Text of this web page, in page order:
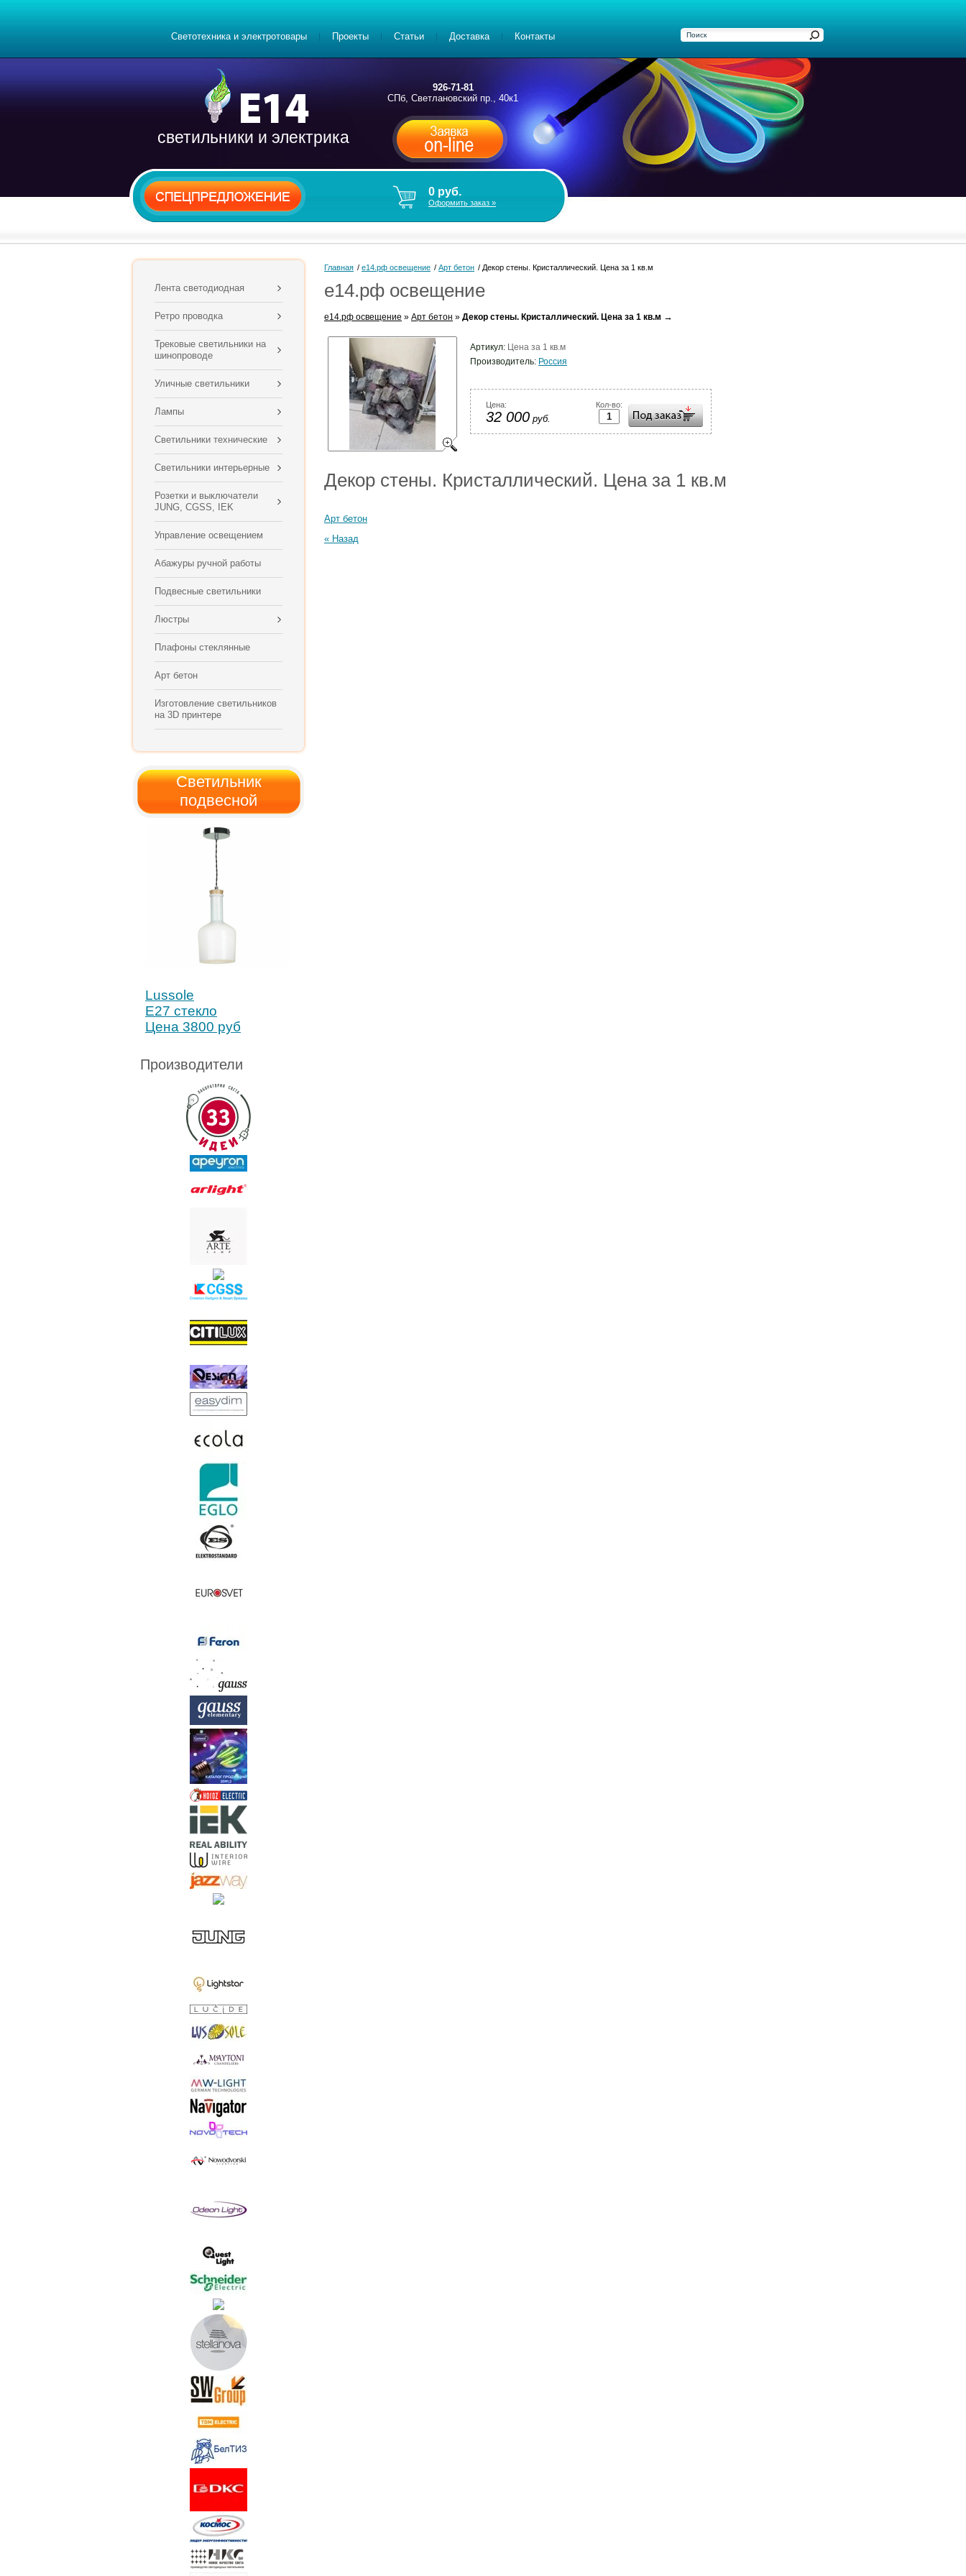
светильники и электрика
926-71-81
СПб, Светлановский пр., 40к1
0 руб.
Оформить заказ »
Светотехника и электротовары Проекты Статьи Доставка Контакты
Главная / е14.рф освещение / Арт бетон / Декор стены. Кристаллический. Цена за 1 кв.м
е14.рф освещение
е14.рф освещение » Арт бетон » Декор стены. Кристаллический. Цена за 1 кв.м →
Артикул: Цена за 1 кв.м
Производитель: Россия
Кол-во:
Цена:
32 000 руб.
Декор стены. Кристаллический. Цена за 1 кв.м
Арт бетон
« Назад
Лента светодиодная
Ретро проводка
Трековые светильники на
шинопроводе
Уличные светильники
Лампы
Светильники технические
Светильники интерьерные
Розетки и выключатели
JUNG, CGSS, IEK
Управление освещением
Абажуры ручной работы
Подвесные светильники
Люстры
Плафоны стеклянные
Арт бетон
Изготовление светильников
на 3D принтере
Светильник
подвесной
Lussole
Е27 стекло
Цена 3800 руб
Производители